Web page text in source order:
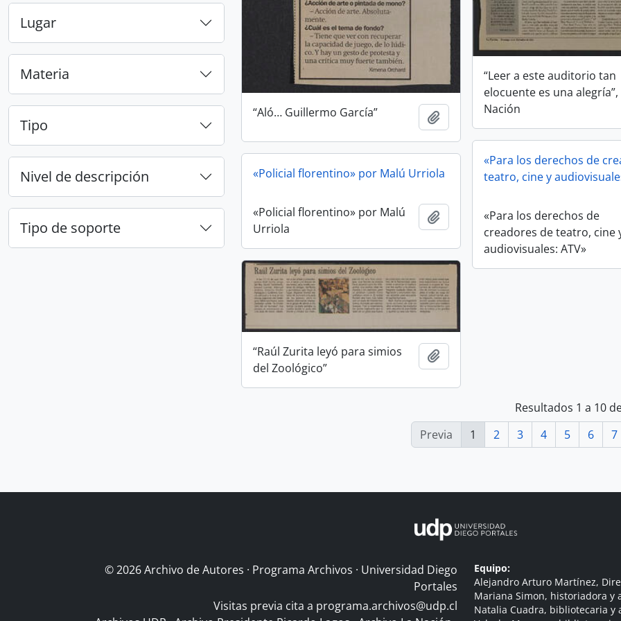
Lugar
Materia
Tipo
Nivel de descripción
Tipo de soporte
“Aló… Guillermo García” Añadir al portapapeles
“Leer a este auditorio tan
elocuente es una alegría”,
Nación
«Para los derechos de
teatro, cine y
«Para los derechos de
creadores de teatro, cine
audiovisuales: ATV»
«Policial florentino» por Malú Urriola
«Policial florentino» por Malú
Urriola
Añadir al portapapeles
“Raúl Zurita leyó para simios
del Zoológico”
Resultados 1 a 10
Previa
1 2 3 4 5 6 7
© 2026 Archivo de Autores · Programa Archivos · Universidad Diego
Portales
Visitas previa cita a programa.archivos@udp.cl
Equipo:
Alejandro Arturo Martínez,
Mariana Simon, historiadora y
Natalia Cuadra, bibliotecaria y